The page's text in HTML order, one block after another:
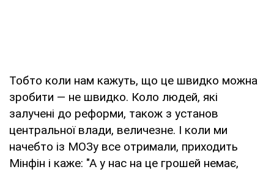
Тобто коли нам кажуть, що це швидко можна
зробити — не швидко. Коло людей, які
залучені до реформи, також з установ
центральної влади, величезне. І коли ми
начебто із МОЗу все отримали, приходить
Мінфін і каже: "А у нас на це грошей немає,